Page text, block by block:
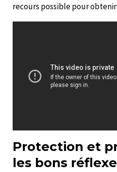
recours possible pour
Protection et
les bons